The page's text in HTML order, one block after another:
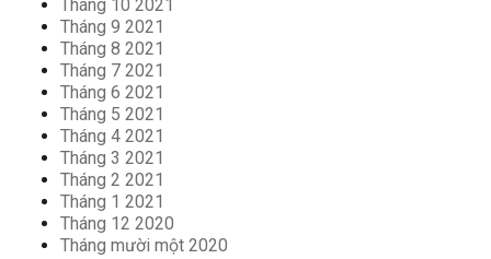
Tháng 10 2021
Tháng 9 2021
Tháng 8 2021
Tháng 7 2021
Tháng 6 2021
Tháng 5 2021
Tháng 4 2021
Tháng 3 2021
Tháng 2 2021
Tháng 1 2021
Tháng 12 2020
Tháng mười một 2020